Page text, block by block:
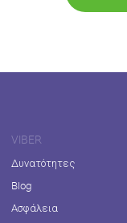
VIBER
Δυνατότητες
Blog
Ασφάλεια